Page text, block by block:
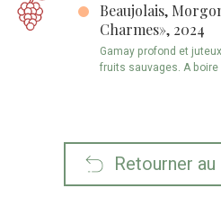
Beaujolais,
Charmes», 2024
Gamay profond et
fruits sauvages. A
Retourner